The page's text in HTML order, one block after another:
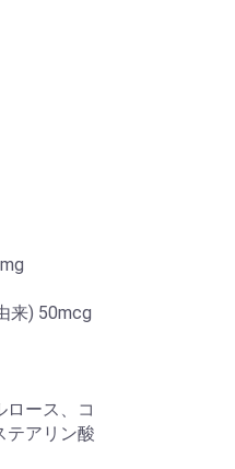
来) 50mcg
ース、コ
テアリン酸